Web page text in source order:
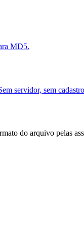
MD5.
servidor, sem
do arquivo pelas